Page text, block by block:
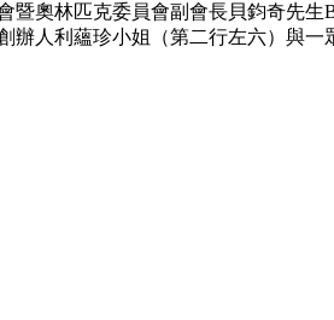
暨奧林匹克委員會副會長貝鈞奇先
辦人利蘊珍小姐（第二行左六）與一